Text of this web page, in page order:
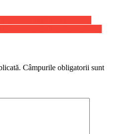
Câmpurile obligatorii sunt